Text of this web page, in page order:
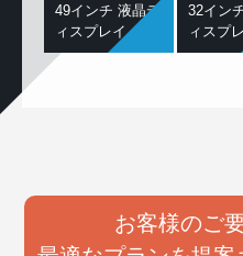
49インチ 液晶デ
ィスプレイ
32イン
ィスプ
お客様のご